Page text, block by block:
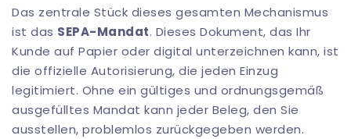
Das zentrale Stück dieses gesamten Mechanismus
ist das SEPA-Mandat. Dieses Dokument, das Ihr
Kunde auf Papier oder digital unterzeichnen kann, ist
die offizielle Autorisierung, die jeden Einzug
legitimiert. Ohne ein gültiges und ordnungsgemäß
ausgefülltes Mandat kann jeder Beleg, den Sie
ausstellen, problemlos zurückgegeben werden.